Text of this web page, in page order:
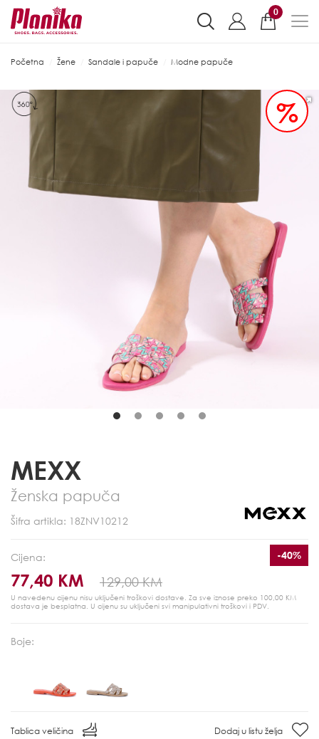
0
Početna Žene Sandale i papuče Modne papuče
%
MEXX
Ženska papuča
Šifra artikla: 18ZNV10212
Cijena:
77,40 KM 129,00 KM
-40%
U navedenu cijenu nisu uključeni troškovi dostave. Za sve iznose preko 100,00 KM
dostava je besplatna. U cijenu su uključeni svi manipulativni troškovi i PDV.
Boje:
Tablica veličina Dodaj u listu želja